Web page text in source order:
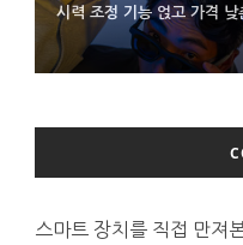
시력 조정 기능 얹고 가격 낮
D램 부족에 10억달러어
300~400달러 반
스마트 장치를 직접 만져